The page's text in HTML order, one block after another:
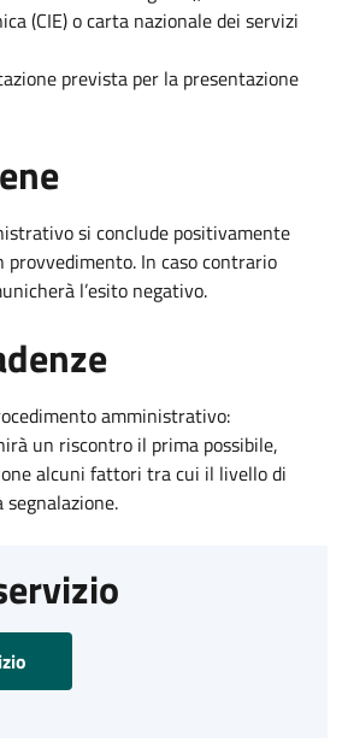
(CIE) o carta nazionale dei servizi
prevista per la presentazione
si conclude positivamente
provvedimento. In caso contrario
l’esito negativo.
amministrativo:
un riscontro il prima possibile,
alcuni fattori tra cui il livello di